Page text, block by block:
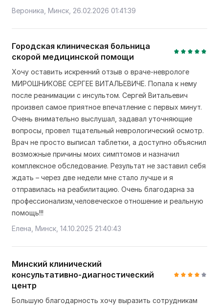
Вероника, Минск, 26.02.2026 01:41:39
Городская клиническая больница
скорой медицинской помощи
Хочу оставить искренний отзыв о враче-неврологе
МИРОШНИКОВЕ СЕРГЕЕ ВИТАЛЬЕВИЧЕ. Попала к нему
после реанимации с инсультом. Сергей Витальевич
произвел самое приятное впечатление с первых минут.
Очень внимательно выслушал, задавал уточняющие
вопросы, провел тщательный неврологический осмотр.
Врач не просто выписал таблетки, а доступно объяснил
возможные причины моих симптомов и назначил
комплексное обследование. Результат не заставил себя
ждать – через две недели мне стало лучше и я
отправилась на реабилитацию. Очень благодарна за
профессионализм,человеческое отношение и реальную
помощь!!!
Елена, Минск, 14.10.2025 21:40:43
Минский клинический
консультативно-диагностический
центр
Большую благодарность хочу выразить сотрудникам